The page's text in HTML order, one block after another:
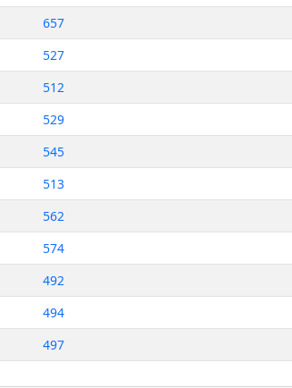
657
527
512
529
545
513
562
574
492
494
497